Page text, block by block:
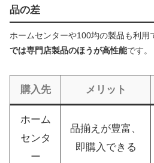
品の差
ホームセンターや100均の製品も利用
では専門店製品のほうが高性能です。
購入先 メリット
ホーム
センタ
ー
品揃えが豊富、
即購入できる